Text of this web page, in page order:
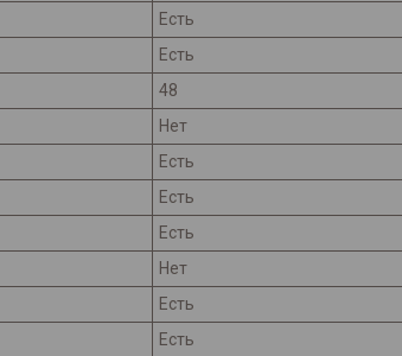
Есть
Есть
48
Нет
Есть
Есть
Есть
Нет
Есть
Есть